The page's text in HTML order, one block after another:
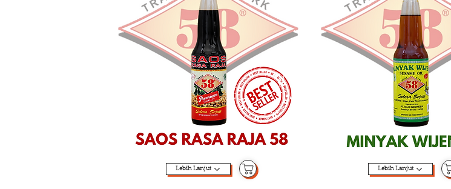
Lebih Lanjut Lebih Lanjut